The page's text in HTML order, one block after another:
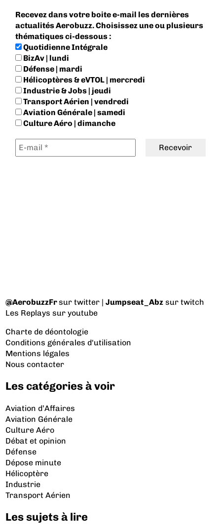
Recevez dans votre boite e-mail les dernières
actualités Aerobuzz. Choisissez une ou plusieurs
thématiques ci-dessous :
Quotidienne Intégrale
BizAv | lundi
Défense | mardi
Hélicoptères & eVTOL | mercredi
Industrie & Jobs | jeudi
Transport Aérien | vendredi
Aviation Générale | samedi
Culture Aéro | dimanche
@AerobuzzFrsur twitter |Jumpseat_Abz sur twitch
Les Replays sur youtube
Charte de déontologie
Conditions générales d'utilisation
Mentions légales
Nous contacter
Les catégories à voir
Aviation d’Affaires
Aviation Générale
Culture Aéro
Débat et opinion
Défense
Dépose minute
Hélicoptère
Industrie
Transport Aérien
Les sujets à lire